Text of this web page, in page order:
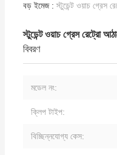
বড় ইমেজ :স্টুডেন্ট ওয়াচ গ্রেস
স্টুডেন্ট ওয়াচ গ্রেস রেট্রো
বিবরণ
মডেল নং:
ক্লিপ টাইপ:
বিচ্ছিন্নযোগ্য কেস: